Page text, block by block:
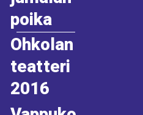
poika
Ohkolan
teatteri
2016